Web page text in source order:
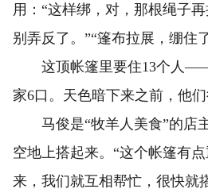
用：“这样绑，对，那根绳子再
别弄反了。”“篷布拉展，绷住
这顶帐篷里要住13个人——
家6口。天色暗下来之前，他们
马俊是“牧羊人美食”的店
空地上搭起来。“这个帐篷有
来，我们就互相帮忙，很快就